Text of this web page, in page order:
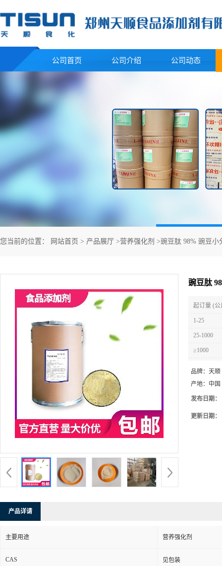
公司首页 公司介绍 公司动态
您当前的位置： 网站首页 > 产品展厅 >营养强化剂 >豌豆肽 98% 豌豆
豌豆肽
起订量 (公
1-25
25-1000
≥1000
品牌： 天顺
产地： 中国
发布日期：
更新日期：
产品详请
主要用途 营养强化剂
CAS 见包装